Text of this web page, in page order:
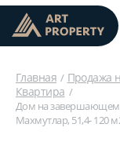
Главная Продажа
Квартира
Дом на завершающем
Махмутлар, 51,4- 120